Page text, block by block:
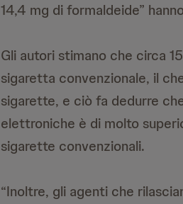
14,4 mg di formaldeide”
Gli autori stimano che circa
sigaretta convenzionale, il
sigarette, e ciò fa dedurre
elettroniche è di molto
sigarette convenzionali.
“Inoltre, gli agenti che